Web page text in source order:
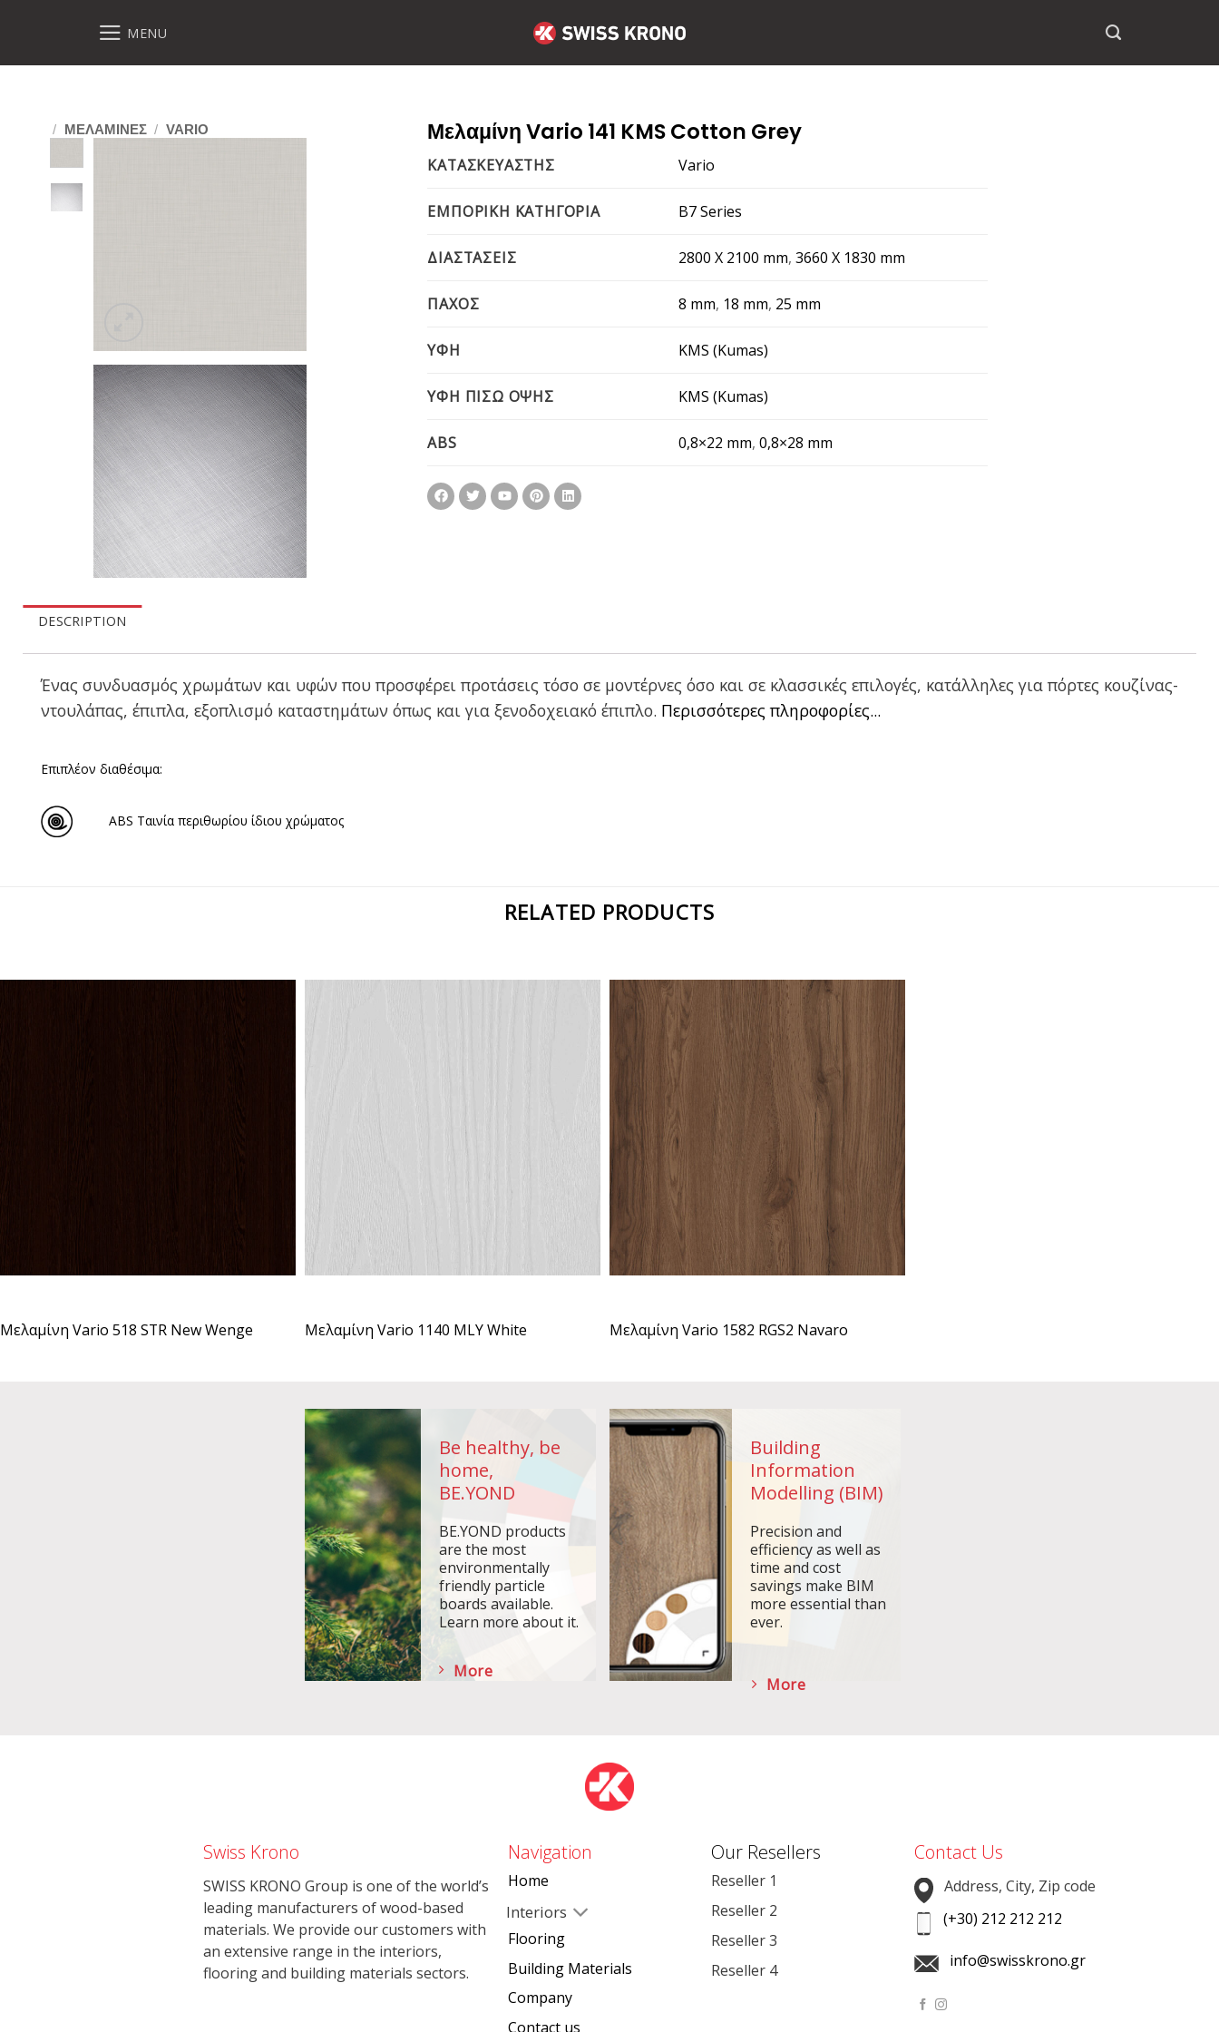
MENU
/ ΜΕΛΑΜΙΝΕΣ / VARIO Μελαμίνη Vario 141 KMS Cotton Grey
ΚΑΤΑΣΚΕΥΑΣΤΗΣ Vario
ΕΜΠΟΡΙΚΗ ΚΑΤΗΓΟΡΙΑ B7 Series
ΔΙΑΣΤΑΣΕΙΣ 2800 X 2100 mm,3660 Χ 1830 mm
ΠΑΧΟΣ 8 mm, 18 mm, 25 mm
ΥΦΗ KMS (Kumas)
ΥΦΗ ΠΙΣΩ ΟΨΗΣ KMS (Kumas)
ABS 0,8×22 mm,0,8×28 mm
DESCRIPTION
Ένας συνδυασμός χρωμάτων και υφών που προσφέρει προτάσεις τόσο σε μοντέρνες όσο και σε κλασσικές επιλογές, κατάλληλες για πόρτες κουζίνας-
ντουλάπας, έπιπλα, εξοπλισμό καταστημάτων όπως και για ξενοδοχειακό έπιπλο. Περισσότερες πληροφορίες...
Επιπλέον διαθέσιμα:
ABS Ταινία περιθωρίου ίδιου χρώματος
RELATED PRODUCTS
Μελαμίνη Vario 518 STR New Wenge Μελαμίνη Vario 1140 MLY White Μελαμίνη Vario 1582 RGS2 Navaro
Be healthy, be
home,
BE.YOND
BE.YOND products
are the most
environmentally
friendly particle
boards available.
Learn more about it.
More
Building
Information
Modelling (BIM)
Precision and
efficiency as well as
time and cost
savings make BIM
more essential than
ever.
More
Swiss Krono
SWISS KRONO Group is one of the world’s
leading manufacturers of wood-based
materials. We provide our customers with
an extensive range in the interiors,
flooring and building materials sectors.
Navigation
Home
Interiors
Flooring
Building Materials
Company
Contact us
Our Resellers
Reseller 1
Reseller 2
Reseller 3
Reseller 4
Contact Us
Address, City, Zip code
(+30) 212 212 212
info@swisskrono.gr